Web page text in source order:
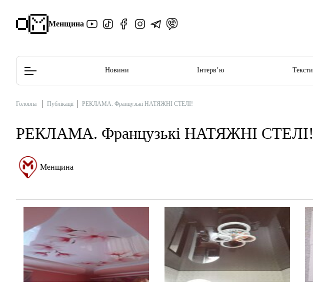
Менщина
Редакційна політика
Новини Інтерв’ю Тексти
Головна Публікації РЕКЛАМА. Французькі НАТЯЖНІ СТЕЛІ!
РЕКЛАМА. Французькі НАТЯЖНІ СТЕЛІ!
Менщина